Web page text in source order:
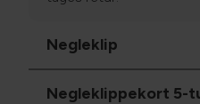
Negleklip
Negleklippekort 5-